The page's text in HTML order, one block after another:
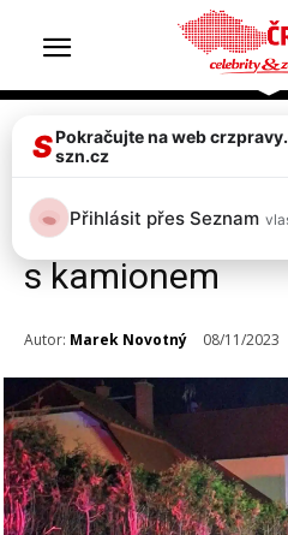
Doprava & nehody
Vážná nehoda u
Králové: Auto se
s kamionem
Autor: Marek Novotný 08/11/2023
SPokračujte na web
szn.cz
Přihlásit přes Seznam